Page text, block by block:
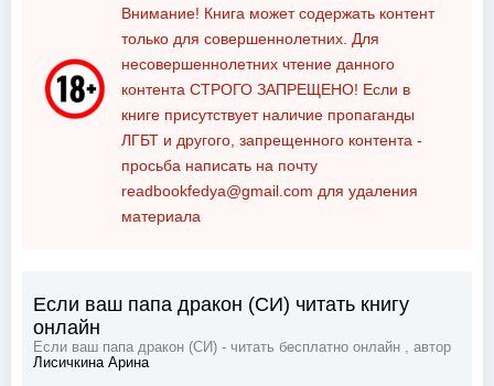
Внимание! Книга может содержать контент
только для совершеннолетних. Для
несовершеннолетних чтение данного
контента СТРОГО ЗАПРЕЩЕНО! Если в
книге присутствует наличие пропаганды
ЛГБТ и другого, запрещенного контента -
просьба написать на почту
readbookfedya@gmail.com для удаления
материала
Если ваш папа дракон (СИ) читать книгу
онлайн
Если ваш папа дракон (СИ) - читать бесплатно онлайн , автор
Лисичкина Арина